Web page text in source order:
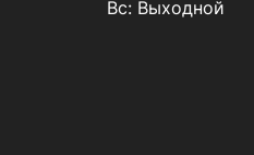
Вс: Выходной